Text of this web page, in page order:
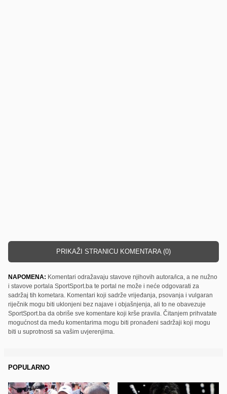
PRIKAŽI STRANICU KOMENTARA (0)
NAPOMENA: Komentari odražavaju stavove njihovih autora/ica, a ne nužno
i stavove portala SportSport.ba te portal ne može i neće odgovarati za
sadržaj tih kometara. Komentari koji sadrže vrijeđanja, psovanja i vulgaran
riječnik mogu biti uklonjeni bez najave i objašnjenja, ali to ne obavezuje
SportSport.ba da obriše sve komentare koji krše pravila. Čitanjem prihvatate
mogućnost da među komentarima mogu biti pronađeni sadržaji koji mogu
biti u suprotnosti sa vašim uvjerenjima.
POPULARNO